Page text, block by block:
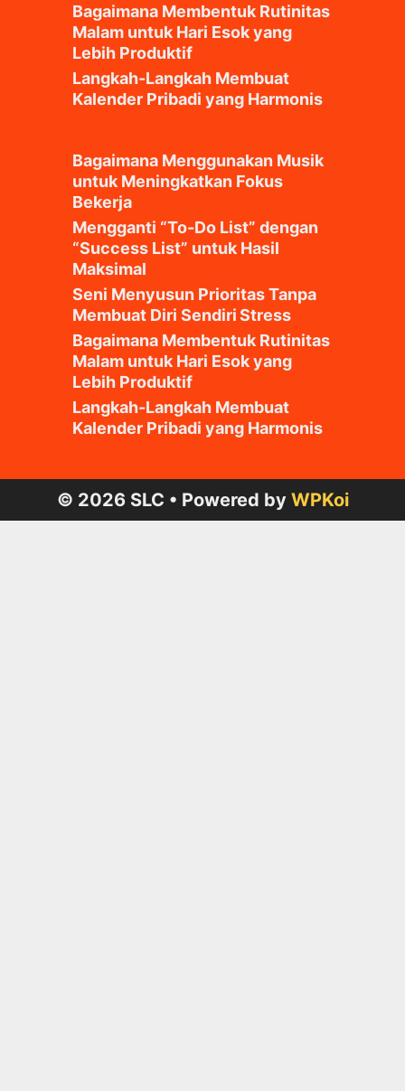
Bagaimana Membentuk Rutinitas
Malam untuk Hari Esok yang
Lebih Produktif
Langkah-Langkah Membuat
Kalender Pribadi yang Harmonis
Bagaimana Menggunakan Musik
untuk Meningkatkan Fokus
Bekerja
Mengganti “To-Do List” dengan
“Success List” untuk Hasil
Maksimal
Seni Menyusun Prioritas Tanpa
Membuat Diri Sendiri Stress
Bagaimana Membentuk Rutinitas
Malam untuk Hari Esok yang
Lebih Produktif
Langkah-Langkah Membuat
Kalender Pribadi yang Harmonis
© 2026 SLC • Powered by WPKoi